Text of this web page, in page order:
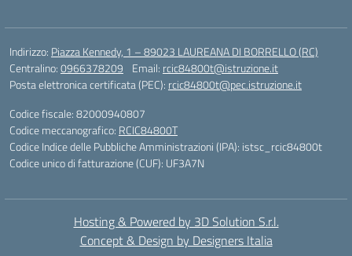
Indirizzo: Piazza Kennedy, 1 – 89023 LAUREANA DI BORRELLO (RC)
Centralino:0966378209 Email: rcic84800t@istruzione.it
Posta elettronica certificata (PEC): rcic84800t@pec.istruzione.it
Codice fiscale: 82000940807
Codice meccanografico: RCIC84800T
Codice Indice delle Pubbliche Amministrazioni (IPA): istsc_rcic84800t
Codice unico di fatturazione (CUF): UF3A7N
Hosting & Powered by 3D Solution S.r.l.
Concept & Design by Designers Italia